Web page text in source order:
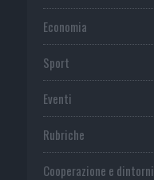
Economia
Sport
Eventi
Rubriche
Cooperazione e dintorni